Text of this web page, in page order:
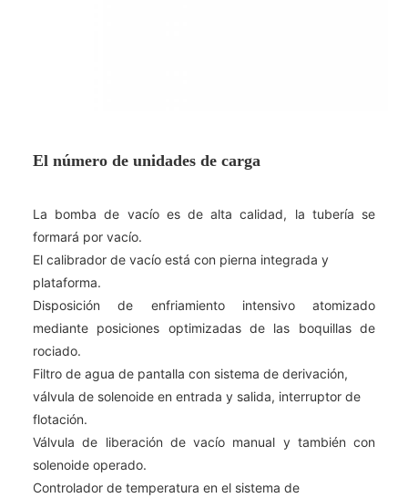
El número de unidades de carga
La bomba de vacío es de alta calidad, la tubería se
formará por vacío.
El calibrador de vacío está con pierna integrada y
plataforma.
Disposición de enfriamiento intensivo atomizado
mediante posiciones optimizadas de las boquillas de
rociado.
Filtro de agua de pantalla con sistema de derivación,
válvula de solenoide en entrada y salida, interruptor de
flotación.
Válvula de liberación de vacío manual y también con
solenoide operado.
Controlador de temperatura en el sistema de